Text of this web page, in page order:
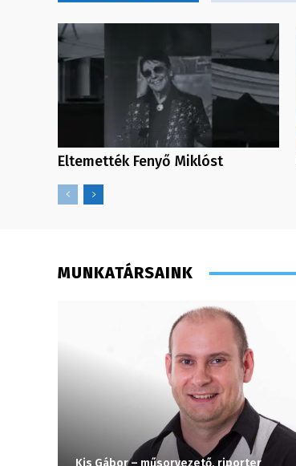
Eltemették Fenyő Miklóst
MUNKATÁRSAINK
Kis Gábor – műsorvezető, riporter